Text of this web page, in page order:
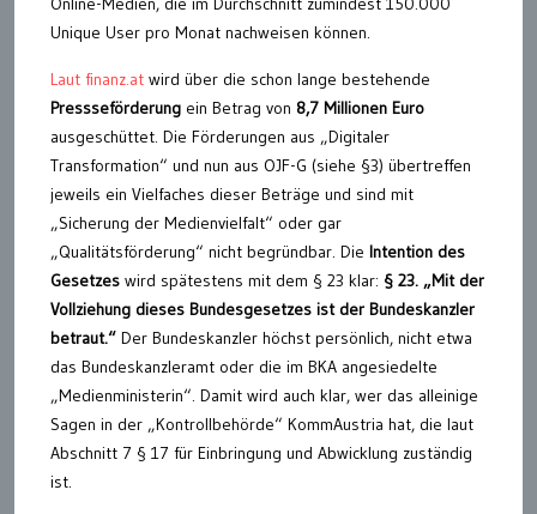
Unique User pro Monat nachweisen können.
Laut finanz.at wird über die schon lange bestehende
Pressseförderung ein Betrag von 8,7 Millionen Euro
ausgeschüttet. Die Förderungen aus „Digitaler
Transformation“ und nun aus OJF-G (siehe §3) übertreffen
jeweils ein Vielfaches dieser Beträge und sind mit
„Sicherung der Medienvielfalt“ oder gar
„Qualitätsförderung“ nicht begründbar. Die Intention des
Gesetzes wird spätestens mit dem § 23 klar: § 23. „Mit der
Vollziehung dieses Bundesgesetzes ist der Bundeskanzler
betraut.“ Der Bundeskanzler höchst persönlich, nicht etwa
das Bundeskanzleramt oder die im BKA angesiedelte
„Medienministerin“. Damit wird auch klar, wer das alleinige
Sagen in der „Kontrollbehörde“ KommAustria hat, die laut
Abschnitt 7 § 17 für Einbringung und Abwicklung zuständig
ist.